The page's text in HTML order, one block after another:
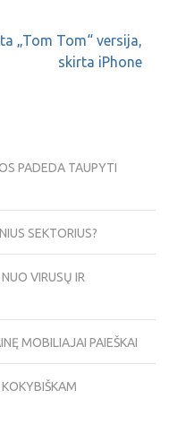
„Tom Tom“ versija,
skirta iPhone
PADEDA TAUPYTI
SEKTORIUS?
VIRUSŲ IR
MOBILIAJAI PAIEŠKAI